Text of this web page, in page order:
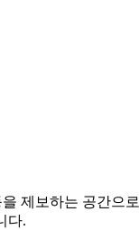
제보하는 공간으로
다.